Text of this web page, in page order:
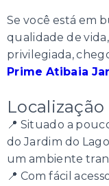
Se você está em
qualidade de
privilegiada,
Prime Atibaia
📍 Situado a
do Jardim do
um ambiente
📍 Com fácil